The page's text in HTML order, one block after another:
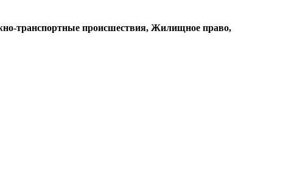
транспортные происшествия, Жилищное право,